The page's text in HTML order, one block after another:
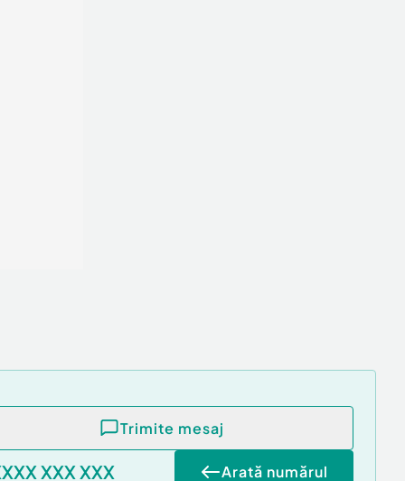
Trimite mesaj
XXX XXX Arată numărul